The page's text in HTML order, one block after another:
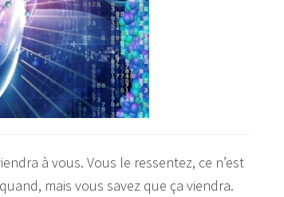
à vous. Vous le ressentez, ce n’est
mais vous savez que ça viendra.